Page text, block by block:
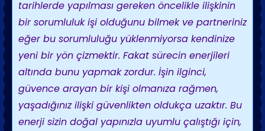
tarihlerde yapılması gereken öncelikle ilişkinin
bir sorumluluk işi olduğunu bilmek ve partneriniz
eğer bu sorumluluğu yüklenmiyorsa kendinize
yeni bir yön çizmektir. Fakat sürecin enerjileri
altında bunu yapmak zordur. İşin ilginci,
güvence arayan bir kişi olmanıza rağmen,
yaşadığınız ilişki güvenlikten oldukça uzaktır. Bu
enerji sizin doğal yapınızla uyumlu çalıştığı için,